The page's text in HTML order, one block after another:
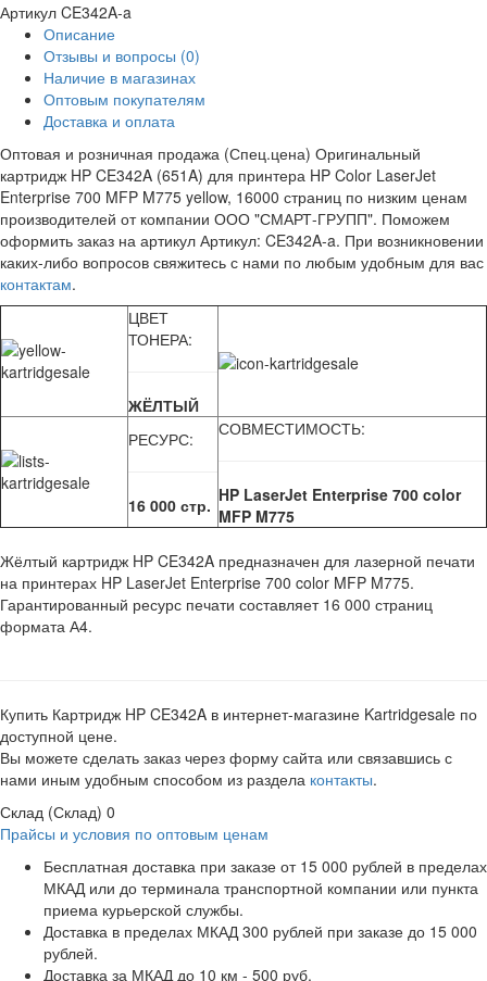
Артикул CE342A-a
Описание
Отзывы и вопросы (0)
Наличие в магазинах
Оптовым покупателям
Доставка и оплата
Оптовая и розничная продажа (Спец.цена) Оригинальный
картридж HP CE342A (651A) для принтера HP Color LaserJet
Enterprise 700 MFP M775 yellow, 16000 страниц по низким ценам
производителей от компании ООО "СМАРТ-ГРУПП". Поможем
оформить заказ на артикул Артикул: CE342A-a. При возникновении
каких-либо вопросов свяжитесь с нами по любым удобным для вас
контактам.
ЦВЕТ
ТОНЕРА:
ЖЁЛТЫЙ
РЕСУРС:
16 000 стр.
СОВМЕСТИМОСТЬ:
HP LaserJet Enterprise 700 color
MFP M775
Жёлтый картридж HP CE342A предназначен для лазерной печати
на принтерах HP LaserJet Enterprise 700 color MFP M775.
Гарантированный ресурс печати составляет 16 000 страниц
формата А4.
Купить Картридж HP CE342A в интернет-магазине Kartridgesale по
доступной цене.
Вы можете сделать заказ через форму сайта или связавшись с
нами иным удобным способом из раздела контакты.
Склад (Склад) 0
Прайсы и условия по оптовым ценам
Бесплатная доставка при заказе от 15 000 рублей в пределах
МКАД или до терминала транспортной компании или пункта
приема курьерской службы.
Доставка в пределах МКАД 300 рублей при заказе до 15 000
рублей.
Доставка за МКАД до 10 км - 500 руб.